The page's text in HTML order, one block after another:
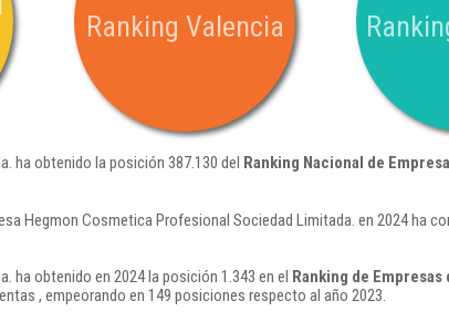
Ranking Valencia
ha obtenido la posición 387.130 del Ranking Nacional de
Hegmon Cosmetica Profesional Sociedad Limitada. en 2024 ha
ha obtenido en 2024 la posición 1.343 en el Ranking de
, empeorando en 149 posiciones respecto al año 2023.